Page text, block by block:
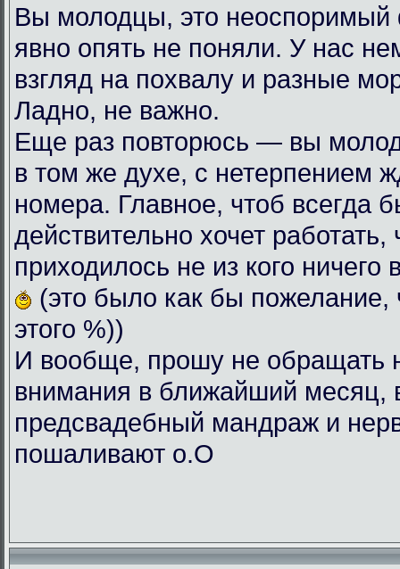
Вы молодцы, это
явно опять не поняли. У нас
взгляд на похвалу и разные
Ладно, не важно.
Еще раз повторюсь — вы
в том же духе, с нетерпением
номера. Главное, чтоб всегда
действительно хочет работать,
приходилось не из кого ничего
(это было как бы пожелание,
этого %))
И вообще, прошу не обращать
внимания в ближайший месяц,
предсвадебный мандраж и
пошаливают о.О